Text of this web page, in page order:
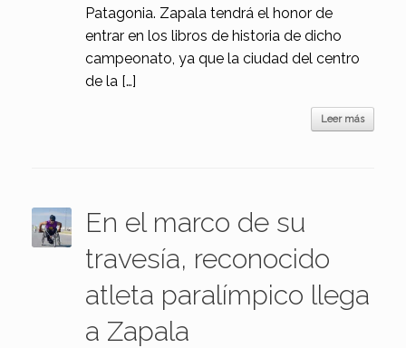
Patagonia. Zapala tendrá el honor de
entrar en los libros de historia de dicho
campeonato, ya que la ciudad del centro
de la […]
Leer más
En el marco de su
travesía, reconocido
atleta paralímpico llega
a Zapala